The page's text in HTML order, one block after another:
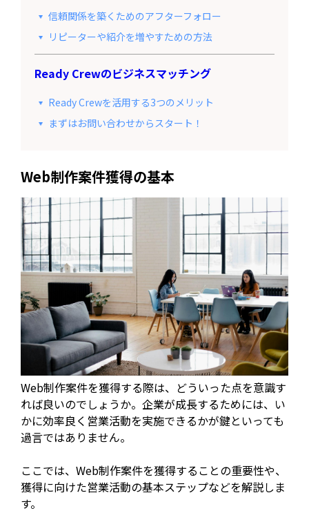
信頼関係を築くためのアフターフォロー
リピーターや紹介を増やすための方法
Ready Crewのビジネスマッチング
Ready Crewを活用する3つのメリット
まずはお問い合わせからスタート！
Web制作案件獲得の基本
Web制作案件を獲得する際は、どういった点を意識す
れば良いのでしょうか。企業が成長するためには、い
かに効率良く営業活動を実施できるかが鍵といっても
過言ではありません。
ここでは、Web制作案件を獲得することの重要性や、
獲得に向けた営業活動の基本ステップなどを解説しま
す。